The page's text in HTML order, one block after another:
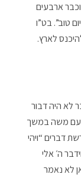
ארבעים
טוב”. בט”ו
לארץ.
לא היה דבור
עם משה במשך
דברים “ויהי
ה׳ אלי
לא נאמר